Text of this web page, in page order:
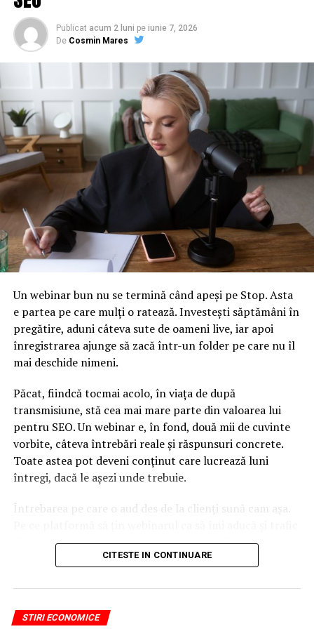
Publicat acum 2 luni pe iunie 7, 2026
De Cosmin Mares
Un webinar bun nu se termină când apeși pe Stop. Asta
e partea pe care mulți o ratează. Investești săptămâni în
pregătire, aduni câteva sute de oameni live, iar apoi
înregistrarea ajunge să zacă într-un folder pe care nu îl
mai deschide nimeni.
Păcat, fiindcă tocmai acolo, în viața de după
transmisiune, stă cea mai mare parte din valoarea lui
pentru SEO. Un webinar e, în fond, două mii de cuvinte
vorbite, câteva întrebări reale și răspunsuri concrete.
Toate astea pot deveni conținut care lucrează luni
întregi, dacă le așezi unde trebuie.
Întrebarea pe care o aud des de la clienți sună cam așa.
din Google, nu doar lead-uri pe moment? Răspunsul
scurt e că platforma contează, dar nu în felul în care
Nu cel mai tare software câștigă, ci acela care îți lasă
conținutul liber, indexabil și ușor de reutilizat. Hai să o
CITESTE IN CONTINUARE
STIRI ECONOMICE